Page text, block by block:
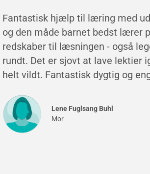
Udover den hjælp Clara har fået,
uvurderlig hjælp for os som
fantastisk hjælp og vejledning til
har haft i forhold til at hjælpe
forlange, at der blev gjort noget
Charlotte
Mor